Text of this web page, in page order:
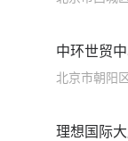
中环世贸
理想国际